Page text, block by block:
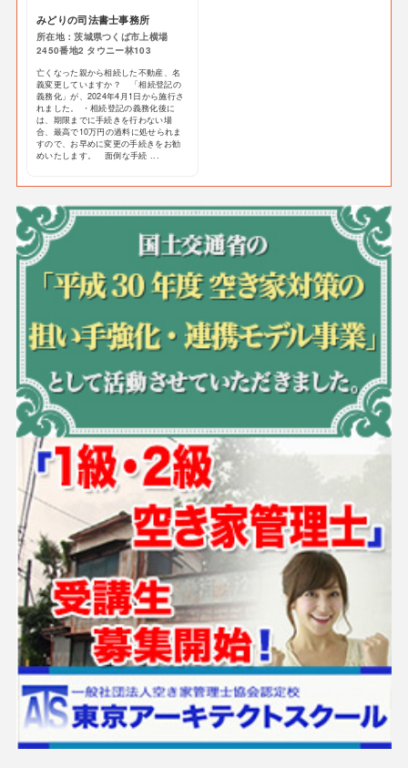
みどりの司法書士事務所
所在地：茨城県つくば市上横場
2450番地2 タウニー林103
亡くなった親から相続した不動産、名
義変更していますか？ 「相続登記の
義務化」が、2024年4月1日から施行さ
れました。 ・相続登記の義務化後に
は、期限までに手続きを行わない場
合、最高で10万円の過料に処せられま
すので、お早めに変更の手続きをお勧
めいたします。 面倒な手続 ...